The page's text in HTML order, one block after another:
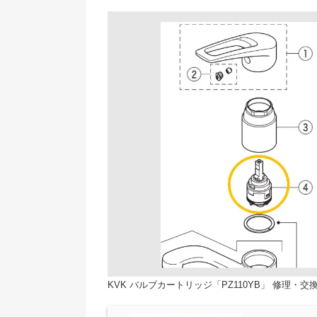
KVK バルブカートリッジ「PZ110YB」 修理・交